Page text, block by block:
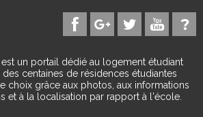
est un portail dédié au logement étudiant
centaines de résidences étudiantes
choix grâce aux photos, aux informations
et à la localisation par rapport à l'école.